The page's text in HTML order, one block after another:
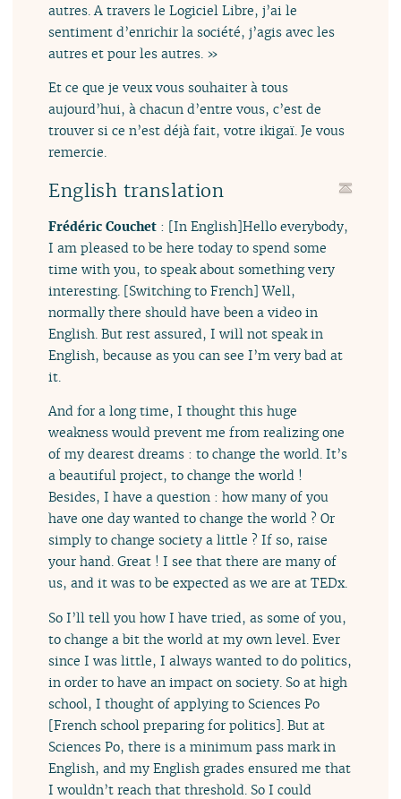
autres. A travers le Logiciel Libre, j’ai le
sentiment d’enrichir la société, j’agis avec les
autres et pour les autres. »
Et ce que je veux vous souhaiter à tous
aujourd’hui, à chacun d’entre vous, c’est de
trouver si ce n’est déjà fait, votre ikigaï. Je vous
remercie.
English translation
Frédéric Couchet : [In English]Hello everybody,
I am pleased to be here today to spend some
time with you, to speak about something very
interesting. [Switching to French] Well,
normally there should have been a video in
English. But rest assured, I will not speak in
English, because as you can see I’m very bad at
it.
And for a long time, I thought this huge
weakness would prevent me from realizing one
of my dearest dreams : to change the world. It’s
a beautiful project, to change the world !
Besides, I have a question : how many of you
have one day wanted to change the world ? Or
simply to change society a little ? If so, raise
your hand. Great ! I see that there are many of
us, and it was to be expected as we are at TEDx.
So I’ll tell you how I have tried, as some of you,
to change a bit the world at my own level. Ever
since I was little, I always wanted to do politics,
in order to have an impact on society. So at high
school, I thought of applying to Sciences Po
[French school preparing for politics]. But at
Sciences Po, there is a minimum pass mark in
English, and my English grades ensured me that
I wouldn’t reach that threshold. So I could